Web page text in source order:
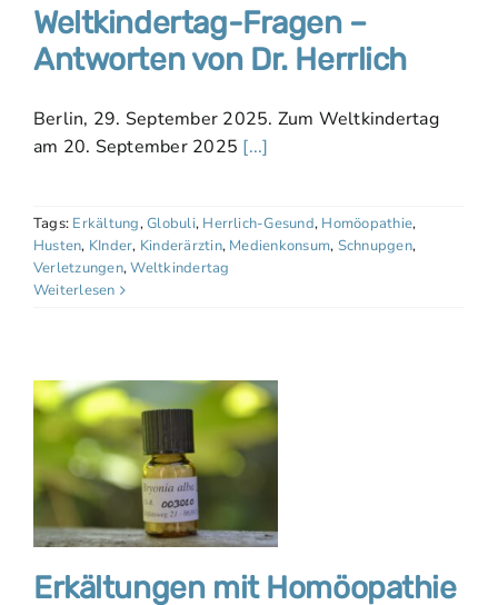
Weltkindertag-Fragen –
Antworten von Dr. Herrlich
Berlin, 29. September 2025. Zum Weltkindertag
am 20. September 2025 [...]
Tags: Erkältung,Globuli, Herrlich-Gesund, Homöopathie,
Husten, KInder, Kinderärztin, Medienkonsum, Schnupgen,
Verletzungen,Weltkindertag
Weiterlesen
Erkältungen mit Homöopathie